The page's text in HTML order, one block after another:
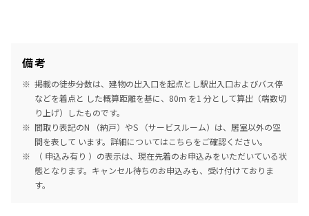
備考
掲載の徒歩分数は、建物の出入口を起点とし駅出入口およびバス停
などを着点と した概算距離を基に、80m を1 分として算出（端数切
り上げ）したものです。
間取り表記のN （納戸）やS （サービスルーム）は、居室以外の空
間を表して います。詳細についてはこちらをご確認ください。
（ 申込み有り ）の表示は、現在先着のお申込みをいただいている状
態となります。キャンセル待ちのお申込みも、受け付けておりま
す。